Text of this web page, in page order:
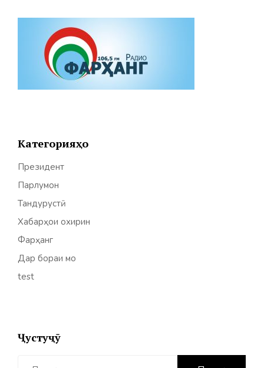
Категорияҳо
Президент
Парлумон
Тандурустӣ
Хабарҳои охирин
Фарҳанг
Дар бораи мо
test
Ҷустуҷӯ